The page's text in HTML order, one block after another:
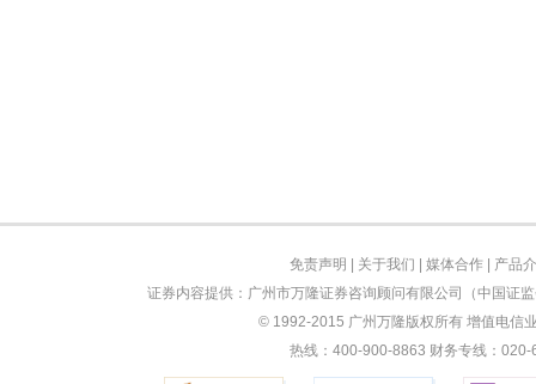
免责声明 关于我们 媒体合作
产品
证券内容提供：广州市万隆证券咨询顾问有限公司（中国证
© 1992-2015 广州万隆版权所有 增值电信
热线：400-900-8863 财务专线：